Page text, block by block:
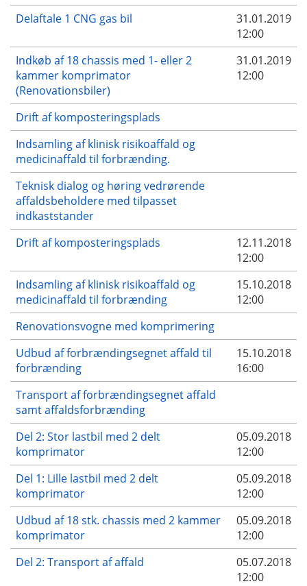
Delaftale 1 CNG gas bil
31.01.2019
12:00
Indkøb af 18 chassis med 1- eller 2
kammer komprimator
(Renovationsbiler)
31.01.2019
12:00
Drift af komposteringsplads
Indsamling af klinisk risikoaffald og
medicinaffald til forbrænding.
Teknisk dialog og høring vedrørende
affaldsbeholdere med tilpasset
indkaststander
Drift af komposteringsplads
12.11.2018
12:00
Indsamling af klinisk risikoaffald og
medicinaffald til forbrænding
15.10.2018
12:00
Renovationsvogne med komprimering
Udbud af forbrændingsegnet affald til
forbrænding
15.10.2018
16:00
Transport af forbrændingsegnet affald
samt affaldsforbrænding
Del 2: Stor lastbil med 2 delt
komprimator
05.09.2018
12:00
Del 1: Lille lastbil med 2 delt
komprimator
05.09.2018
12:00
Udbud af 18 stk. chassis med 2 kammer
komprimator
05.09.2018
12:00
Del 2: Transport af affald
05.07.2018
12:00